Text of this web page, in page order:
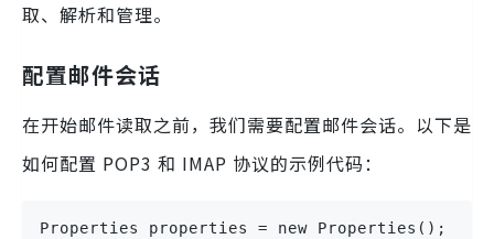
取、解析和管理。
配置邮件会话
在开始邮件读取之前，我们需要配置邮件会话。以下是
如何配置 POP3 和 IMAP 协议的示例代码：
Properties properties = new Properties();